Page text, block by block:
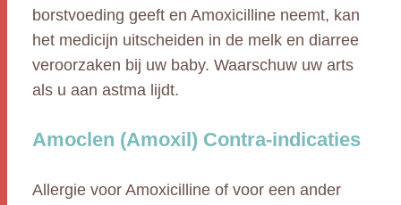
borstvoeding geeft en Amoxicilline neemt, kan
het medicijn uitscheiden in de melk en diarree
veroorzaken bij uw baby. Waarschuw uw arts
als u aan astma lijdt.
Amoclen (Amoxil) Contra-indicaties
Allergie voor Amoxicilline of voor een ander